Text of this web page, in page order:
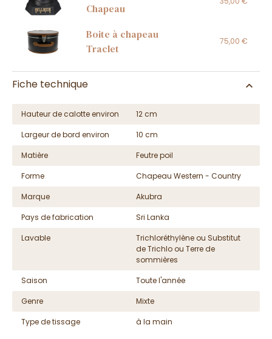
Chapeau
Boite à chapeau
Traclet
75,00 €
Fiche technique
Hauteur de calotte environ
12 cm
Largeur de bord environ
10 cm
Matière
Feutre poil
Forme
Chapeau Western - Country
Marque
Akubra
Pays de fabrication
Sri Lanka
Lavable
Trichloréthylène ou Substitut
de Trichlo ou Terre de
sommières
Saison
Toute l'année
Genre
Mixte
Type de tissage
à la main